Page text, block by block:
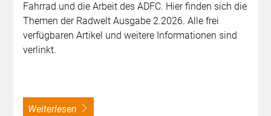
Fahrrad und die Arbeit des ADFC. Hier finden sich die
Themen der Radwelt Ausgabe 2.2026. Alle frei
verfügbaren Artikel und weitere Informationen sind
verlinkt.
weiterlesen